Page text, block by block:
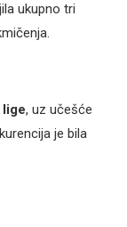
ukupno tri
, uz učešće
je bila